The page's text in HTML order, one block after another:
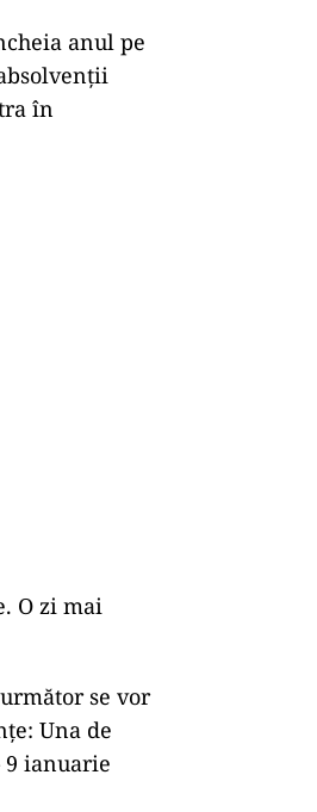
anul pe
în
O zi mai
se vor
Una de
9 ianuarie